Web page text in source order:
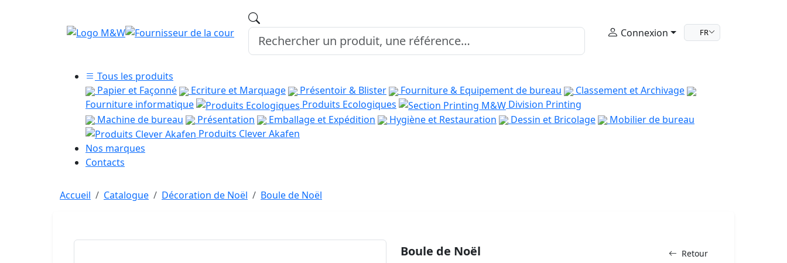
Connexion FR
Tous les produits
Papier et Façonné
Ecriture et Marquage Présentoir & Blister Fourniture & Equipement de bureau
Classement et Archivage
Fourniture informatique
Produits Ecologiques
Division Printing
Machine de bureau
Présentation Emballage et Expédition Hygiène et Restauration Dessin et Bricolage
Mobilier de bureau
Produits Clever Akafen
Nos marques
Contacts
Accueil Catalogue Décoration de Noël Boule de Noël
Retour
Boule de Noël